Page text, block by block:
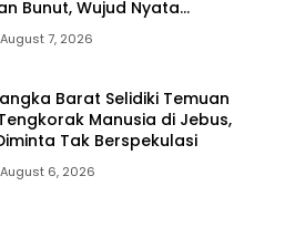
Bunut, Wujud Nyata
Polri Hadir untuk Masyarakat
August 7, 2026
Barat Selidiki Temuan
Manusia di Jebus,
Tak Berspekulasi
August 6, 2026